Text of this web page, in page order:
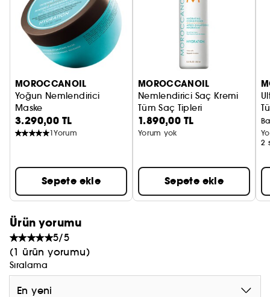
MOROCCANOIL
Yoğun Nemlendirici
Maske
Kalın, Kuru ve Çok Kuru Saçlar
3.290,00 TL
1Yorum
Sepete ekle
MOROCCANOIL
Nemlendirici Saç Kremi
Tüm Saç Tipleri
1.890,00 TL
Yorum yok
Sepete ekle
2
Ürün yorumu
5/5
(1 ürün yorumu)
Sıralama
En yeni